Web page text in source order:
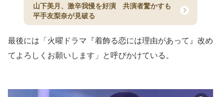
山下美月、激辛我慢を好演 共演者驚かすも
平手友梨奈が見破る
最後には「火曜ドラマ『着飾る恋には理由があって』改め
てよろしくお願いします」と呼びかけている。